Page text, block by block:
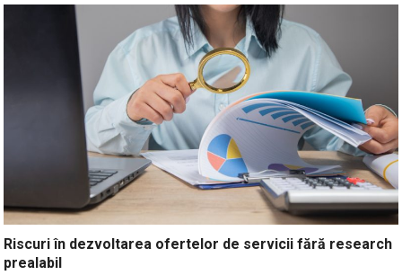
Riscuri în dezvoltarea ofertelor de servicii fără research
prealabil